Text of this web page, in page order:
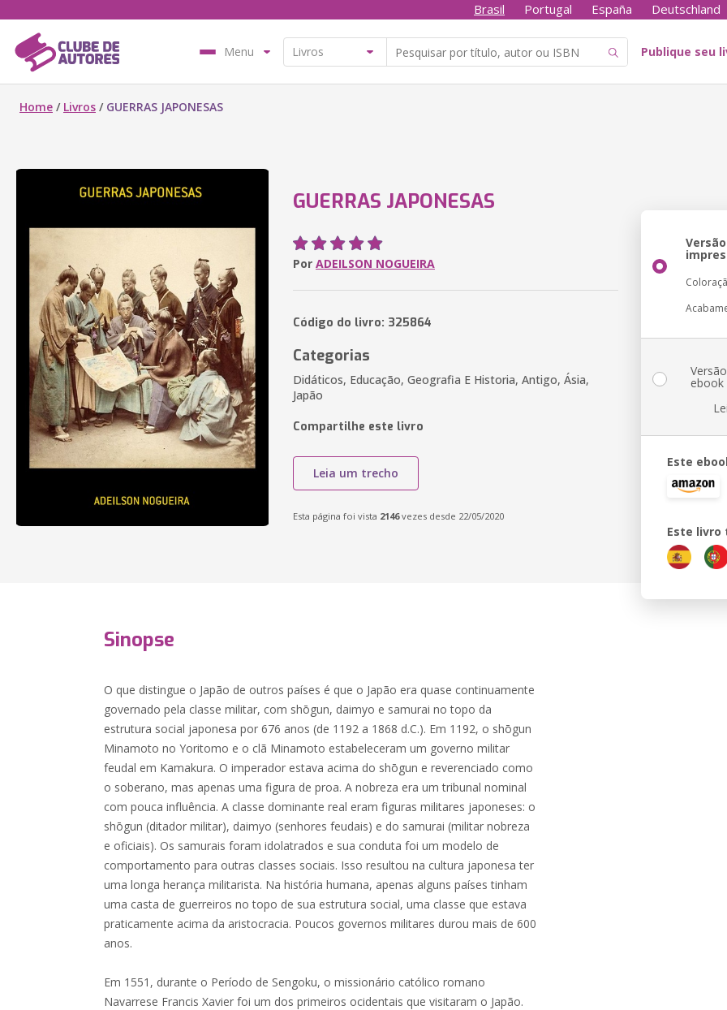
Brasil Portugal España Deutschland
Menu Publique seu
Home / Livros / GUERRAS JAPONESAS
GUERRAS JAPONESAS
Por ADEILSON NOGUEIRA
Código do livro: 325864
Categorias
Didáticos, Educação, Geografia E Historia, Antigo, Ásia,
Japão
Compartilhe este livro
Leia um trecho
Esta página foi vista 2146vezes desde 22/05/2020
Versão
Versão
ebook
Este
Este livro
Sinopse
O que distingue o Japão de outros países é que o Japão era quase continuamente
governado pela classe militar, com shōgun, daimyo e samurai no topo da
estrutura social japonesa por 676 anos (de 1192 a 1868 d.C.). Em 1192, o shōgun
Minamoto no Yoritomo e o clã Minamoto estabeleceram um governo militar
feudal em Kamakura. O imperador estava acima do shōgun e reverenciado como
o soberano, mas apenas uma figura de proa. A nobreza era um tribunal nominal
com pouca influência. A classe dominante real eram figuras militares japoneses: o
shōgun (ditador militar), daimyo (senhores feudais) e do samurai (militar nobreza
e oficiais). Os samurais foram idolatrados e sua conduta foi um modelo de
comportamento para outras classes sociais. Isso resultou na cultura japonesa ter
uma longa herança militarista. Na história humana, apenas alguns países tinham
uma casta de guerreiros no topo de sua estrutura social, uma classe que estava
praticamente acima da aristocracia. Poucos governos militares durou mais de 600
anos.
Em 1551, durante o Período de Sengoku, o missionário católico romano
Navarrese Francis Xavier foi um dos primeiros ocidentais que visitaram o Japão.